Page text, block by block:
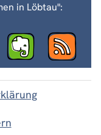
in Löbtau":